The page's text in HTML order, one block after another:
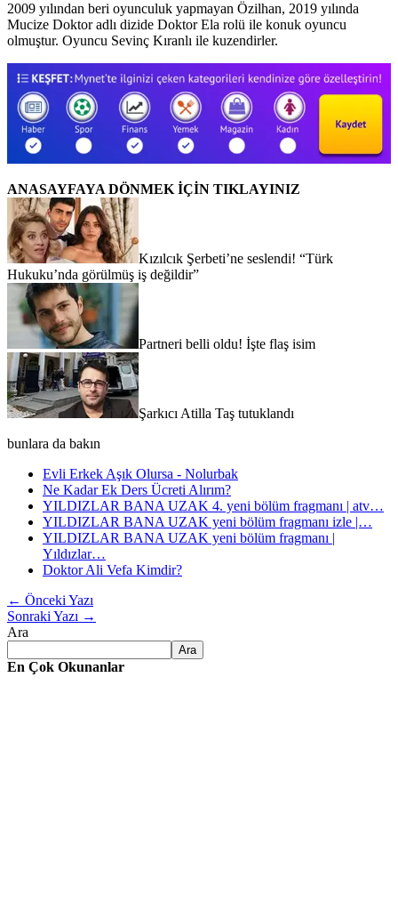
2009 yılından beri oyunculuk yapmayan Özilhan, 2019 yılında
Mucize Doktor adlı dizide Doktor Ela rolü ile konuk oyuncu
olmuştur. Oyuncu Sevinç Kıranlı ile kuzendirler.
ANASAYFAYA DÖNMEK İÇİN TIKLAYINIZ
Kızılcık Şerbeti’ne seslendi! “Türk
Hukuku’nda görülmüş iş değildir”
Partneri belli oldu! İşte flaş isim
Şarkıcı Atilla Taş tutuklandı
bunlara da bakın
Evli Erkek Aşık Olursa - Nolurbak
Ne Kadar Ek Ders Ücreti Alırım?
YILDIZLAR BANA UZAK 4. yeni bölüm fragmanı | atv…
YILDIZLAR BANA UZAK yeni bölüm fragmanı izle |…
YILDIZLAR BANA UZAK yeni bölüm fragmanı |
Yıldızlar…
Doktor Ali Vefa Kimdir?
← Önceki Yazı
Sonraki Yazı →
Ara
Ara
En Çok Okunanlar